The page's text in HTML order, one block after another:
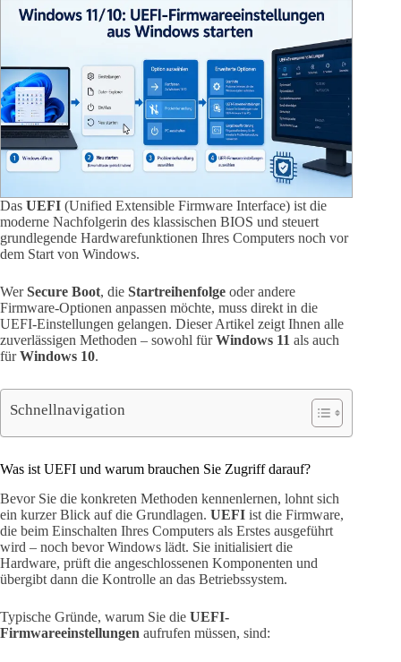
Das UEFI (Unified Extensible Firmware Interface) ist die
moderne Nachfolgerin des klassischen BIOS und steuert
grundlegende Hardwarefunktionen Ihres Computers noch vor
dem Start von Windows.
WerSecure Boot, die Startreihenfolge oder andere
Firmware-Optionen anpassen möchte, muss direkt in die
UEFI-Einstellungen gelangen. Dieser Artikel zeigt Ihnen alle
zuverlässigen Methoden – sowohl fürWindows 11 als auch
fürWindows 10.
Schnellnavigation
Was ist UEFI und warum brauchen Sie Zugriff darauf?
Bevor Sie die konkreten Methoden kennenlernen, lohnt sich
ein kurzer Blick auf die Grundlagen. UEFI ist die Firmware,
die beim Einschalten Ihres Computers als Erstes ausgeführt
wird – noch bevor Windows lädt. Sie initialisiert die
Hardware, prüft die angeschlossenen Komponenten und
übergibt dann die Kontrolle an das Betriebssystem.
Typische Gründe, warum Sie die UEFI-
Firmwareeinstellungen aufrufen müssen, sind: